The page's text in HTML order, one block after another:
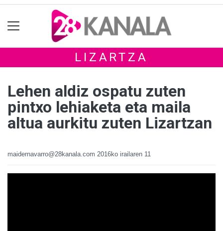
LIZARTZA
Lehen aldiz ospatu zuten
pintxo lehiaketa eta maila
altua aurkitu zuten Lizartzan
maidernavarro@28kanala.com 2016ko irailaren 11